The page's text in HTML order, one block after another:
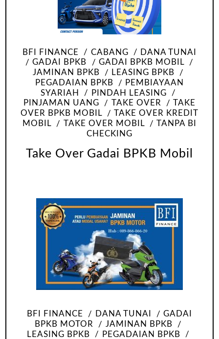
BFI FINANCE CABANG
DANA TUNAI
GADAI BPKB
GADAI BPKB MOBIL
JAMINAN BPKB
LEASING BPKB
PEGADAIAN BPKB
PEMBIAYAAN
SYARIAH
PINDAH LEASING
PINJAMAN UANG
TAKE OVER
TAKE
OVER BPKB MOBIL
TAKE OVER KREDIT
MOBIL
TAKE OVER MOBIL
TANPA BI
CHECKING
Take Over Gadai BPKB Mobil
BFI FINANCE DANA TUNAI
GADAI
BPKB MOTOR
JAMINAN BPKB
LEASING BPKB
PEGADAIAN BPKB